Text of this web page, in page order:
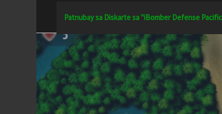
Patnubay sa Diskarte sa "iBomber Defense